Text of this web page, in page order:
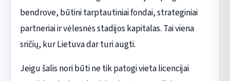
bendrove, būtini tarptautiniai fondai, strateginiai
partneriai ir vėlesnės stadijos kapitalas. Tai viena
sričių, kur Lietuva dar turi augti.
Jeigu šalis nori būti ne tik patogi vieta licencijai